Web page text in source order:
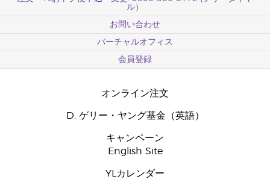
ル）
お問い合わせ
バーチャルオフィス
会員登録
オンライン注文
D. ゲリー・ヤング基金（英語）
キャンペーン
English Site
YLカレンダー